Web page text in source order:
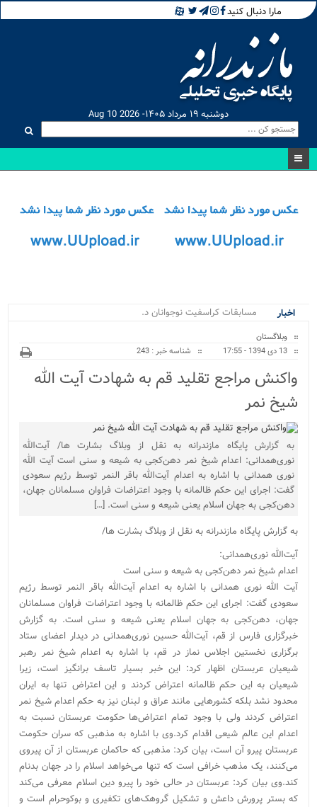
مارا دنبال کنید
دوشنبه ۱۹ مرداد ۱۴۰۵- Aug 10 2026
اخبار
مسابقات کراسفیت نوجوانان دختر مازند_
وبلاگستان
13 دی 1394 - 17:55
شناسه خبر : 243
واکنش مراجع تقلید قم به شهادت آیت الله
شیخ نمر
به گزارش پایگاه مازندرانه به نقل از وبلاگ بشارت ها/ آیت‌الله
نوری‌همدانی: اعدام شیخ نمر دهن‌کجی به شیعه و سنی است آیت الله
نوری همدانی با اشاره به اعدام آیت‌الله باقر النمر توسط رژیم سعودی
گفت: اجرای این حکم ظالمانه با وجود اعتراضات فراوان مسلمانان جهان،
دهن‌کجی به جهان اسلام یعنی شیعه و سنی است. […]
به گزارش پایگاه مازندرانه به نقل از وبلاگ بشارت ها/
آیت‌الله نوری‌همدانی:
اعدام شیخ نمر دهن‌کجی به شیعه و سنی است
آیت الله نوری همدانی با اشاره به اعدام آیت‌الله باقر النمر توسط رژیم
سعودی گفت: اجرای این حکم ظالمانه با وجود اعتراضات فراوان مسلمانان
جهان، دهن‌کجی به جهان اسلام یعنی شیعه و سنی است. به گزارش
خبرگزاری فارس از قم، آیت‌الله حسین نوری‌همدانی در دیدار اعضای ستاد
برگزاری نخستین اجلاس نماز در قم، با اشاره به اعدام شیخ نمر رهبر
شیعیان عربستان اظهار کرد: این خبر بسیار تاسف ‌برانگیز است، زیرا
شیعیان به این حکم ظالمانه اعتراض کردند و این اعتراض تنها به ایران
محدود نشد بلکه کشورهایی مانند عراق و لبنان نیز به حکم اعدام شیخ نمر
اعتراض کردند ولی با وجود تمام اعتراض‌ها حکومت عربستان نسبت به
اعدام این عالم شیعی اقدام کرد.وی با اشاره به مذهبی که سران حکومت
عربستان پیرو آن است، بیان کرد: مذهبی که حاکمان عربستان از آن پیروی
می‌کنند، یک مذهب خرافی است که تنها می‌خواهد اسلام را در جهان بدنام
کند.وی بیان کرد: عربستان در حالی خود را پیرو دین اسلام معرفی می‌کند
که بستر پرورش داعش و تشکیل گروهک‌های تکفیری و بوکوحرام است و